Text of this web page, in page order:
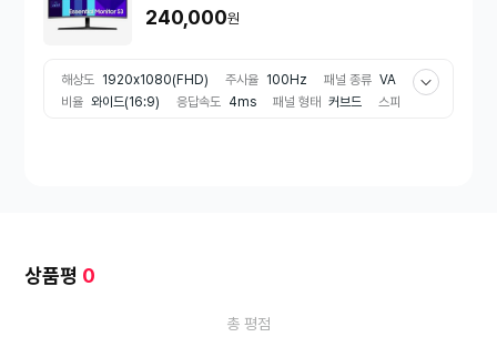
240,000원
해상도 1920x1080(FHD) 주사율 100Hz 패널 종류 VA
비율 와이드(16:9) 응답속도 4ms 패널 형태 커브드
스피
상품평 0
총 평점